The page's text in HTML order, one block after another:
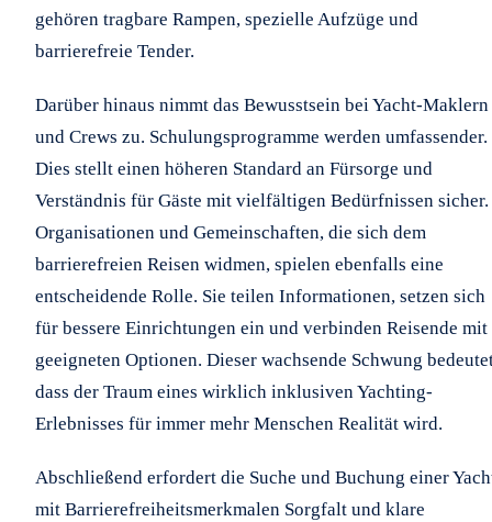
gehören tragbare Rampen, spezielle Aufzüge und
barrierefreie Tender.
Darüber hinaus nimmt das Bewusstsein bei Yacht-Maklern
und Crews zu. Schulungsprogramme werden umfassender.
Dies stellt einen höheren Standard an Fürsorge und
Verständnis für Gäste mit vielfältigen Bedürfnissen sicher.
Organisationen und Gemeinschaften, die sich dem
barrierefreien Reisen widmen, spielen ebenfalls eine
entscheidende Rolle. Sie teilen Informationen, setzen sich
für bessere Einrichtungen ein und verbinden Reisende mit
geeigneten Optionen. Dieser wachsende Schwung
dass der Traum eines wirklich inklusiven Yachting-
Erlebnisses für immer mehr Menschen Realität wird.
Abschließend erfordert die Suche und Buchung einer
mit Barrierefreiheitsmerkmalen Sorgfalt und klare